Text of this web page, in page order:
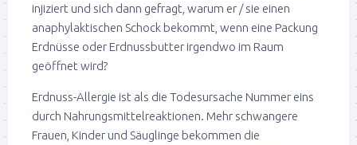
injiziert und sich dann gefragt, warum er / sie einen
anaphylaktischen Schock bekommt, wenn eine Packung
Erdnüsse oder Erdnussbutter irgendwo im Raum
geöffnet wird?
Erdnuss-Allergie ist als die Todesursache Nummer eins
durch Nahrungsmittelreaktionen. Mehr schwangere
Frauen, Kinder und Säuglinge bekommen die